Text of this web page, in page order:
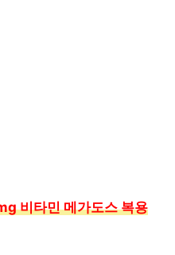
비타민 메가도스 복용